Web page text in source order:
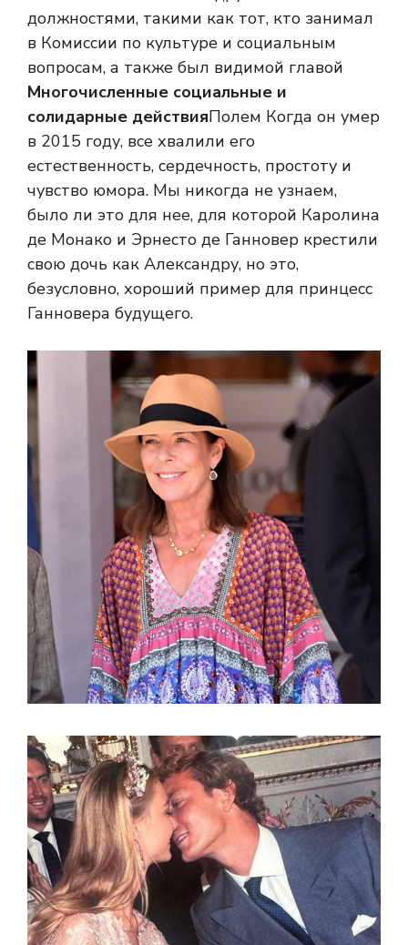
должностями, такими как тот, кто занимал
в Комиссии по культуре и социальным
вопросам, а также был видимой главой
Многочисленные социальные и
солидарные действияПолем Когда он умер
в 2015 году, все хвалили его
естественность, сердечность, простоту и
чувство юмора. Мы никогда не узнаем,
было ли это для нее, для которой Каролина
де Монако и Эрнесто де Ганновер крестили
свою дочь как Александру, но это,
безусловно, хороший пример для принцесс
Ганновера будущего.